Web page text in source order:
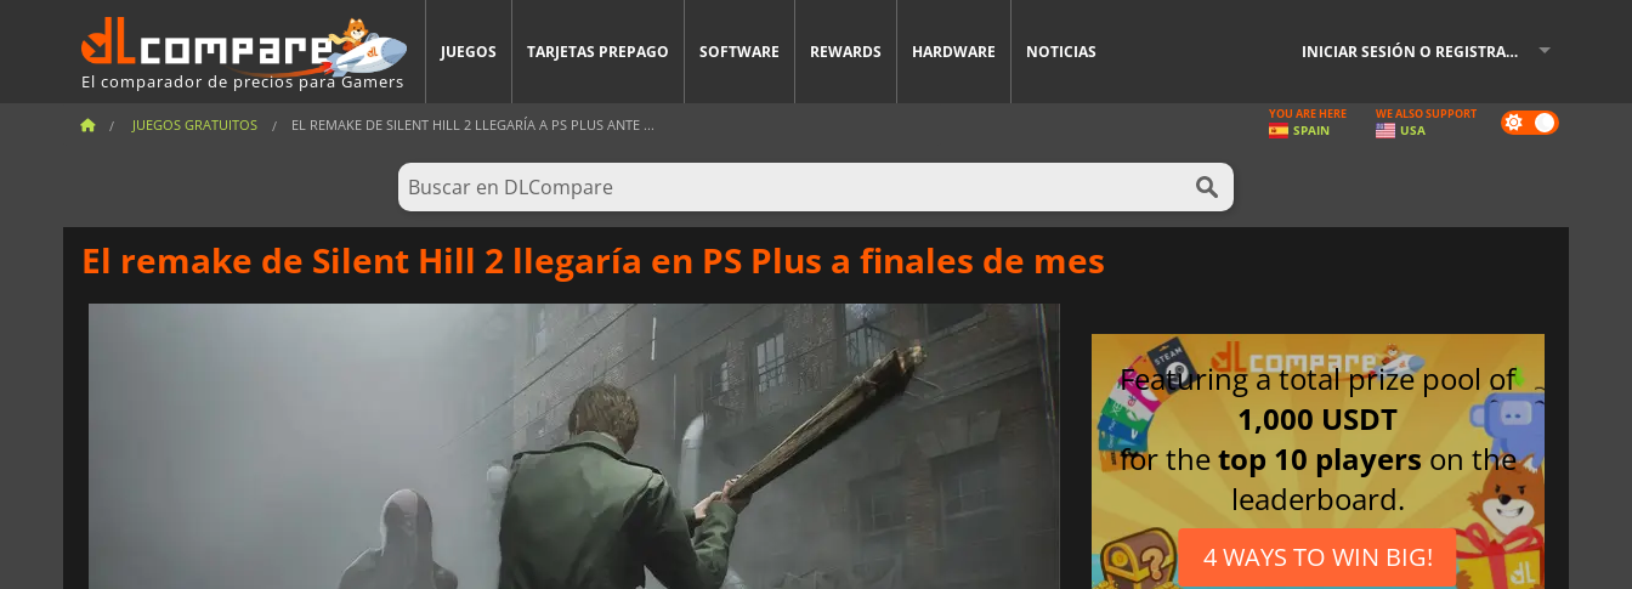
El comparador de precios para Gamers
JUEGOS TARJETAS PREPAGO SOFTWARE REWARDS HARDWARE NOTICIAS INICIAR SESIÓN O REGISTRARSE
JUEGOS GRATUITOS EL REMAKE DE SILENT HILL 2 LLEGARÍA A PS PLUS ANTE ... Dark
mode
YOU ARE HERE
SPAIN
WE ALSO SUPPORT
USA
El remake de Silent Hill 2 llegaría en PS Plus a finales de mes
Featuring a total prize pool of
1,000 USDT
for thetop 10 players on the
leaderboard.
4 WAYS TO WIN BIG!